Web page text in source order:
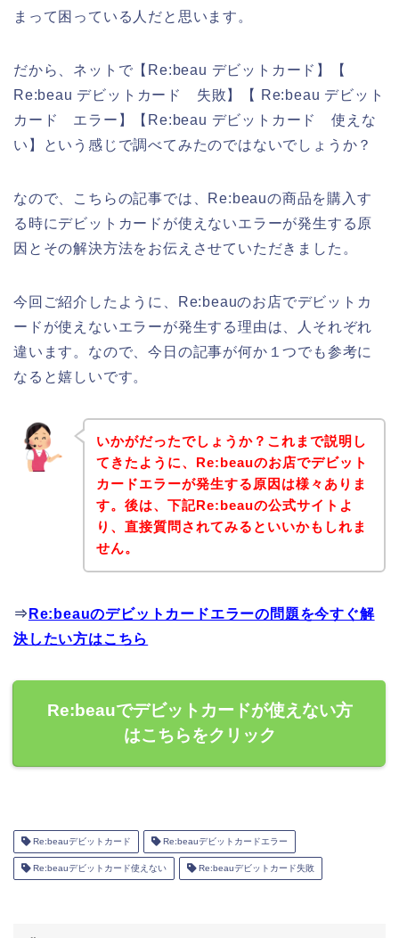
まって困っている人だと思います。
だから、ネットで【Re:beau デビットカード】【
Re:beau デビットカード 失敗】【 Re:beau デビット
カード エラー】【Re:beau デビットカード 使えな
い】という感じで調べてみたのではないでしょうか？
なので、こちらの記事では、Re:beauの商品を購入す
る時にデビットカードが使えないエラーが発生する原
因とその解決方法をお伝えさせていただきました。
今回ご紹介したように、Re:beauのお店でデビットカ
ードが使えないエラーが発生する理由は、人それぞれ
違います。なので、今日の記事が何か１つでも参考に
なると嬉しいです。
いかがだったでしょうか？これまで説明し
てきたように、Re:beauのお店でデビット
カードエラーが発生する原因は様々ありま
す。後は、下記Re:beauの公式サイトよ
り、直接質問されてみるといいかもしれま
せん。
⇒ Re:beauのデビットカードエラーの問題を今すぐ解
決したい方はこちら
Re:beauでデビットカードが使えない方
はこちらをクリック
Re:beauデビットカード Re:beauデビットカードエラー
Re:beauデビットカード使えない Re:beauデビットカード失敗